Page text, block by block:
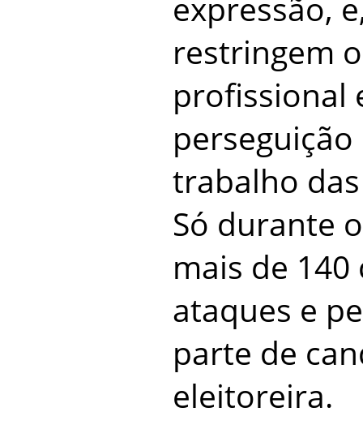
restringem
profissional
trabalho
Só durante
mais de
ataques e
parte de
eleitoreira.